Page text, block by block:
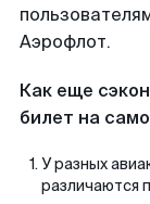
Аэрофлот.
Как еще
билет на
У разных
различаются